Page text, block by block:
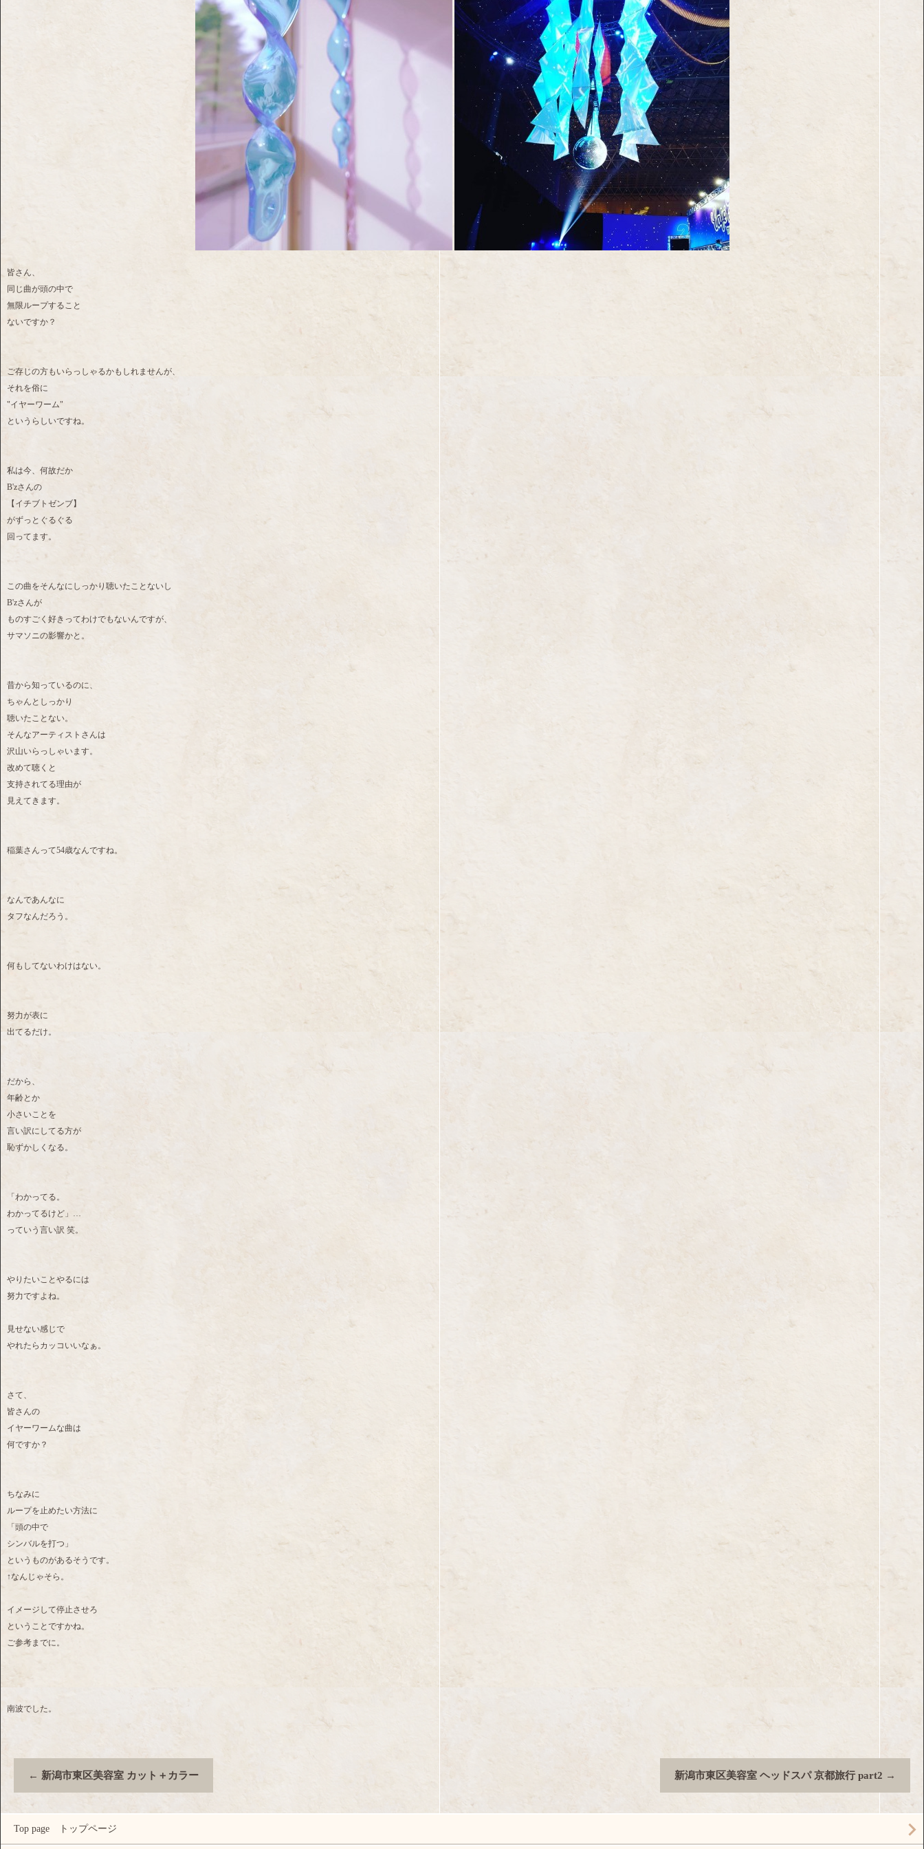
皆さん、
同じ曲が頭の中で
無限ループすること
ないですか？
ご存じの方もいらっしゃるかもしれませんが、
それを俗に
"イヤーワーム"
というらしいですね。
私は今、何故だか
B'zさんの
【イチブトゼンブ】
がずっとぐるぐる
回ってます。
この曲をそんなにしっかり聴いたことないし
B'zさんが
ものすごく好きってわけでもないんですが、
サマソニの影響かと。
昔から知っているのに、
ちゃんとしっかり
聴いたことない。
そんなアーティストさんは
沢山いらっしゃいます。
改めて聴くと
支持されてる理由が
見えてきます。
稲葉さんって54歳なんですね。
なんであんなに
タフなんだろう。
何もしてないわけはない。
努力が表に
出てるだけ。
だから、
年齢とか
小さいことを
言い訳にしてる方が
恥ずかしくなる。
「わかってる。
わかってるけど」…
っていう言い訳 笑。
やりたいことやるには
努力ですよね。
見せない感じで
やれたらカッコいいなぁ。
さて、
皆さんの
イヤーワームな曲は
何ですか？
ちなみに
ループを止めたい方法に
「頭の中で
シンバルを打つ」
というものがあるそうです。
↑なんじゃそら。
イメージして停止させろ
ということですかね。
ご参考までに。
南波でした。
← 新潟市東区美容室 カット＋カラー 新潟市東区美容室 ヘッドスパ 京都旅行 part2 →
Top page トップページ